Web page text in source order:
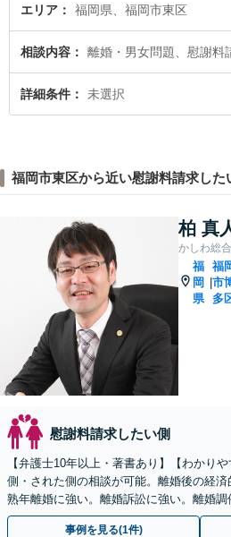
エリア 福岡県、福岡市東区
相談内容 離婚・男女問題、慰謝料
詳細条件 未選択
福岡市東区から近い慰謝料請求した
柏 真
かしわ総
福
岡
県
|
福
市
多
慰謝料請求したい側
【弁護士10年以上・著書あり】【わかり
側・された側の相談が可能。離婚後の経済
熟年離婚に強い。離婚訴訟に強い。離婚調
も対応しています。
事例を見る(1件)